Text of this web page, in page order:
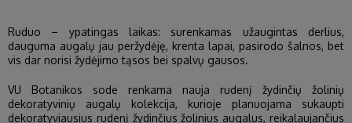
Ruduo – ypatingas laikas: surenkamas užaugintas derlius,
dauguma augalų jau peržydėję, krenta lapai, pasirodo šalnos, bet
vis dar norisi žydėjimo tąsos bei spalvų gausos.
VU Botanikos sode renkama nauja rudenį žydinčių žolinių
dekoratyvinių augalų kolekcija, kurioje planuojama sukaupti
dekoratyviausius rudenį žydinčius žolinius augalus, reikalaujančius